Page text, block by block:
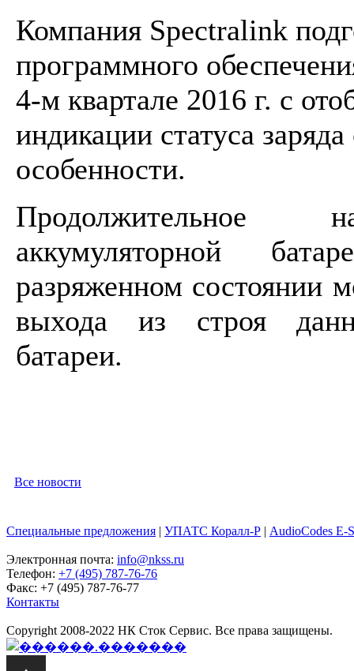
Компания Spectralink
программного
4-м квартале 2016 г. с
индикации статуса
особенности.
Продолжительное
аккумуляторной
разряженном состоянии
выхода из строя
батареи.
Все новости
Специальные предложения | УПАТС Коралл-Р | AudioCodes E-
Электронная почта: info@nkss.ru
Телефон: +7 (495) 787-76-76
Факс: +7 (495) 787-76-77
Контакты
Copyright 2008-2022 НК Сток Сервис. Все права защищены.